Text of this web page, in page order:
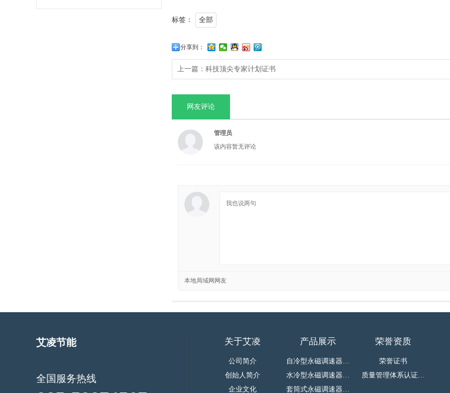
标签： 全部
分享到：
上一篇： 科技顶尖专家计划证书
网友评论
管理员
该内容暂无评论
本地局域网网友
艾凌节能
全国服务热线
关于艾凌
公司简介
创始人简介
企业文化
产品展示
自冷型永磁调速器…
水冷型永磁调速器…
套筒式永磁调速器…
荣誉资质
荣誉证书
质量管理体系认证…